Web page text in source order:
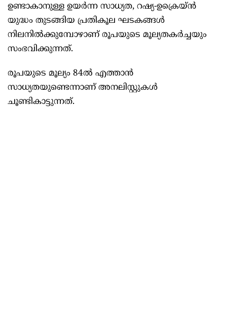
ഉണ്ടാകാനുള്ള ഉയര്‍ന്ന സാധ്യത, റഷ്യ-ഉക്രെയ്‌ന്‍
യുദ്ധം തുടങ്ങിയ പ്രതികൂല ഘടകങ്ങള്‍
നിലനില്‍ക്കുമ്പോഴാണ്‌ രൂപയുടെ മൂല്യതകര്‍ച്ചയും
സംഭവിക്കുന്നത്‌.
രൂപയുടെ മൂല്യം 84ല്‍ എത്താന്‍
സാധ്യതയുണ്ടെന്നാണ്‌ അനലിസ്റ്റുകള്‍
ചൂണ്ടികാട്ടുന്നത്‌.